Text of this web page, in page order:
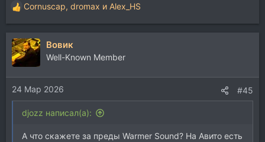
Р
е
а
к
ц
и
и
:
Cornuscap, dromax и Alex_HS
Вовик
Well-Known Member
24 Мар 2026 #45
djozz написал(а):
А что скажете за преды Warmer Sound? На Авито есть